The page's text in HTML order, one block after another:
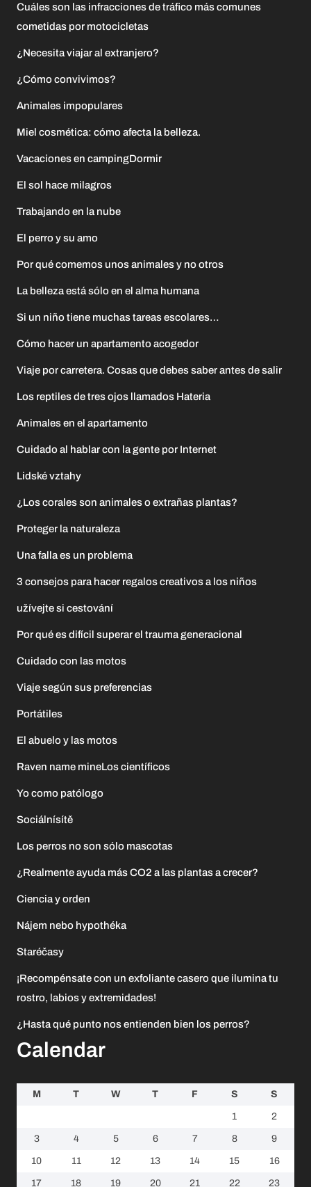
Cuáles son las infracciones de tráfico más comunes
cometidas por motocicletas
¿Necesita viajar al extranjero?
¿Cómo convivimos?
Animales impopulares
Miel cosmética: cómo afecta la belleza.
Vacaciones en campingDormir
El sol hace milagros
Trabajando en la nube
El perro y su amo
Por qué comemos unos animales y no otros
La belleza está sólo en el alma humana
Si un niño tiene muchas tareas escolares…
Cómo hacer un apartamento acogedor
Viaje por carretera. Cosas que debes saber antes de salir
Los reptiles de tres ojos llamados Hateria
Animales en el apartamento
Cuidado al hablar con la gente por Internet
Lidské vztahy
¿Los corales son animales o extrañas plantas?
Proteger la naturaleza
Una falla es un problema
3 consejos para hacer regalos creativos a los niños
užívejte si cestování
Por qué es difícil superar el trauma generacional
Cuidado con las motos
Viaje según sus preferencias
Portátiles
El abuelo y las motos
Raven name mineLos científicos
Yo como patólogo
Sociálnísítě
Los perros no son sólo mascotas
¿Realmente ayuda más CO2 a las plantas a crecer?
Ciencia y orden
Nájem nebo hypothéka
Staréčasy
¡Recompénsate con un exfoliante casero que ilumina tu
rostro, labios y extremidades!
¿Hasta qué punto nos entienden bien los perros?
Calendar
M T W T F S S
1 2
3 4 5 6 7 8 9
10 11 12 13 14 15 16
17 18 19 20 21 22 23